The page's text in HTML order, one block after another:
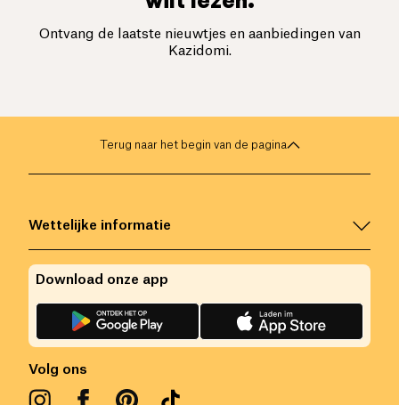
Ontvang de laatste nieuwtjes en aanbiedingen van
Kazidomi.
Terug naar het begin van de pagina
Wettelijke informatie
Volg ons
Download onze app